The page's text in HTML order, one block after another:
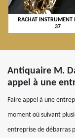
RACHAT INSTRUMENT
37
Antiquaire M.
appel à une
Faire appel à une
moment où suivant
entreprise de débarras